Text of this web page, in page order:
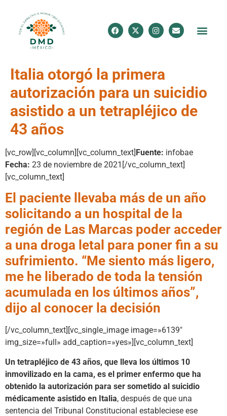
Italia otorgó la primera
autorización para un suicidio
asistido a un tetrapléjico de
43 años
[vc_row][vc_column][vc_column_text]Fuente: infobae
Fecha: 23 de noviembre de 2021[/vc_column_text]
[vc_column_text]
El paciente llevaba más de un año
solicitando a un hospital de la
región de Las Marcas poder acceder
a una droga letal para poner fin a su
sufrimiento. “Me siento más ligero,
me he liberado de toda la tensión
acumulada en los últimos años”,
dijo al conocer la decisión
[/vc_column_text][vc_single_image image=»6139″
img_size=»full» add_caption=»yes»][vc_column_text]
Un tetrapléjico de 43 años, que lleva los últimos 10
inmovilizado en la cama, es el primer enfermo que ha
obtenido la autorización para ser sometido al suicidio
médicamente asistido en Italia, después de que una
sentencia del Tribunal Constitucional estableciese ese